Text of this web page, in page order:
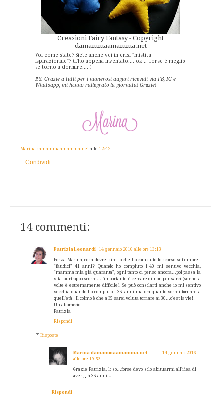
Creazioni Fairy Fantasy - Copyright
damammaamamma.net
Voi come state? Siete anche voi in crisi "mistica
ispirazionale"? (L'ho appena inventato.... ok ... forse è meglio
se torno a dormire.... )
P.S. Grazie a tutti per i numerosi auguri ricevuti via FB, IG e
Whatsapp, mi hanno rallegrato la giornata! Grazie!
Marina damammaamamma.net alle 12:42
Condividi
14 commenti:
Patrizia Leonardi 14 gennaio 2016 alle ore 13:13
Forza Marina, cosa dovrei dire io che ho compiuto lo scorso settembre i
"fatidici" 41 anni? Quando ho compiuto i 40 mi sentivo vecchia,
"mamma mia già quaranta", ogni tanto ci penso ancora...poi passa la
vita purtroppo scorre...l'importante è cercare di non pensarci (so che a
volte è estremamente difficile). Se può consolarti anche io mi sentivo
vecchia quando ho compiuto i 35 anni ma ora quanto vorrei tornare a
quell'età!! Il colmo è che a 35 sarei voluta tornare ai 30...c'est la vie!!
Un abbraccio
Patrizia
Rispondi
Risposte
Marina damammaamamma.net
14 gennaio 2016
alle ore 19:53
Grazie Patrizia, lo so...forse devo solo abituarmi all'idea di
aver già 35 anni...
Rispondi